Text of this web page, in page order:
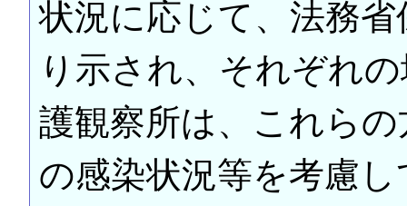
状況に応じて、法務
り示され、それぞれ
護観察所は、これら
の感染状況等を考慮